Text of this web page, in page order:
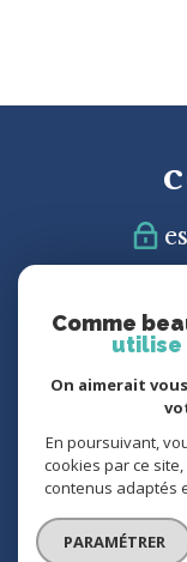
© 2026 | Tous
Comme
utilise
On aimerait
En poursuivant,
cookies par ce
contenus adaptés
PARAMÉTRER